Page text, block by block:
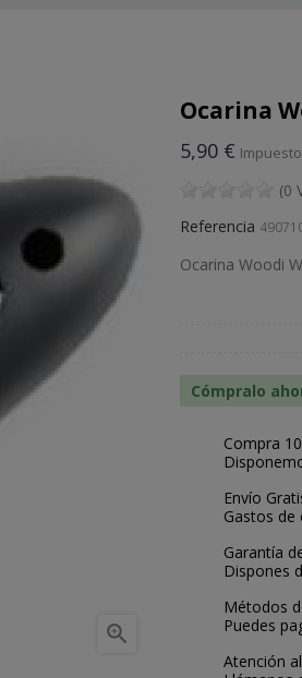

Ocarina
5,90 €
(0
Referencia
Ocarina Woodi
Cómpralo
Compra
Envío
Gastos de
Garantía
Dispones
Métodos
Puedes
Atención